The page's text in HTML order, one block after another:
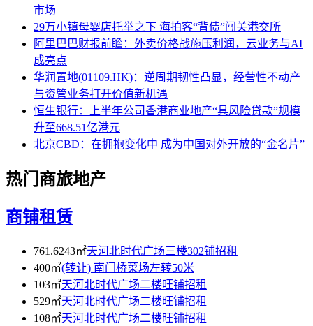
市场
29万小镇母婴店托举之下 海拍客“背债”闯关港交所
阿里巴巴财报前瞻：外卖价格战施压利润，云业务与AI
成亮点
华润置地(01109.HK)：逆周期韧性凸显，经营性不动产
与资管业务打开价值新机遇
恒生银行：上半年公司香港商业地产“具风险贷款”规模
升至668.51亿港元
北京CBD：在拥抱变化中 成为中国对外开放的“金名片”
热门商旅地产
商铺租赁
761.6243㎡天河北时代广场三楼302铺招租
400㎡(转让) 南门桥菜场左转50米
103㎡天河北时代广场二楼旺铺招租
529㎡天河北时代广场二楼旺铺招租
108㎡天河北时代广场二楼旺铺招租